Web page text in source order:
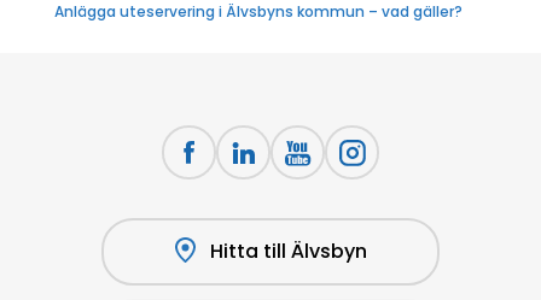
Anlägga uteservering i Älvsbyns kommun – vad gäller?
Hitta till Älvsbyn